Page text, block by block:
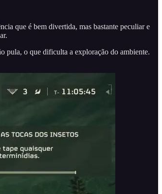
que é bem divertida, mas bastante peculiar e
pula, o que dificulta a exploração do ambiente.